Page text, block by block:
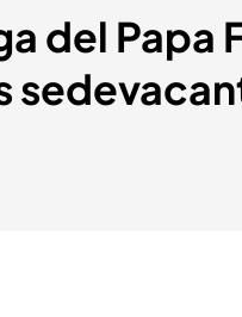
del